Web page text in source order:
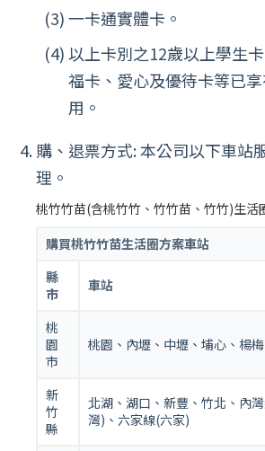
一卡通實體卡。
以上卡別之12歲以上學生
福卡、愛心及優待卡等已
用。
購、退票方式: 本公司以下車站
理。
桃竹竹苗(含桃竹竹、竹竹苗、竹竹)生活
購買桃竹竹苗生活圈方案車站
縣
市
車站
桃
園
市
桃園、內壢、中壢、埔心、楊
新
竹
縣
北湖、湖口、新豐、竹北、內
灣)、六家線(六家)